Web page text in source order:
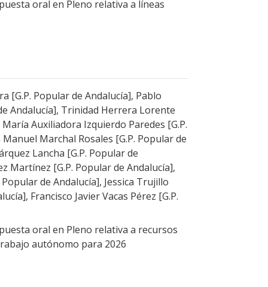
oral en Pleno relativa a líneas
[G.P. Popular de Andalucía], Pablo
Andalucía], Trinidad Herrera Lorente
Auxiliadora Izquierdo Paredes [G.P.
Marchal Rosales [G.P. Popular de
Lancha [G.P. Popular de
Martínez [G.P. Popular de Andalucía],
de Andalucía], Jessica Trujillo
Francisco Javier Vacas Pérez [G.P.
oral en Pleno relativa a recursos
autónomo para 2026